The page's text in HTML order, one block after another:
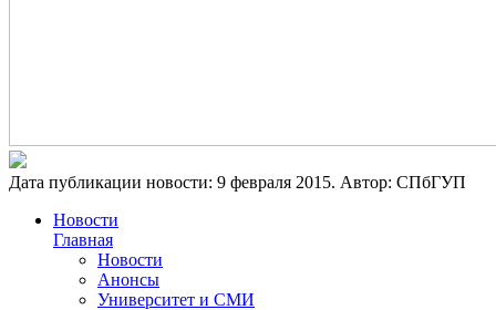
Дата публикации новости: 9 февраля 2015. Автор: СПбГУП
Новости
Главная
Новости
Анонсы
Университет и СМИ